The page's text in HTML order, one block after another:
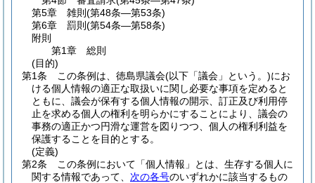
第5章
雑則 (第48条―第53条)
第6章
罰則 (第54条―第58条)
附則
第1章
総則
(目的)
第1条
この条例は、徳島県議会(以下「議会」という。)にお
ける個人情報の適正な取扱いに関し必要な事項を定めると
ともに、議会が保有する個人情報の開示、訂正及び利用停
止を求める個人の権利を明らかにすることにより、議会の
事務の適正かつ円滑な運営を図りつつ、個人の権利利益を
保護することを目的とする。
(定義)
第2条
この条例において「個人情報」とは、生存する個人に
関する情報であって、 次の各号のいずれかに該当するもの